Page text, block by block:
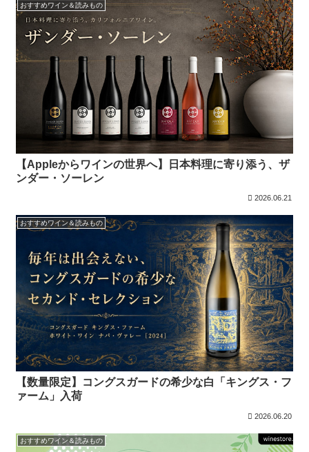
おすすめワイン＆読みもの
【Appleからワインの世界へ】日本料理に寄り添う、ザ
ンダー・ソーレン
2026.06.21
おすすめワイン＆読みもの
【数量限定】コングスガードの希少な白「キングス・フ
ァーム」入荷
2026.06.20
おすすめワイン＆読みもの